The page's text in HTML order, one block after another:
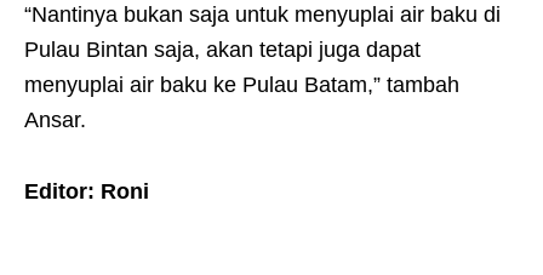
“Nantinya bukan saja untuk menyuplai air baku di
Pulau Bintan saja, akan tetapi juga dapat
menyuplai air baku ke Pulau Batam,” tambah
Ansar.
Editor: Roni